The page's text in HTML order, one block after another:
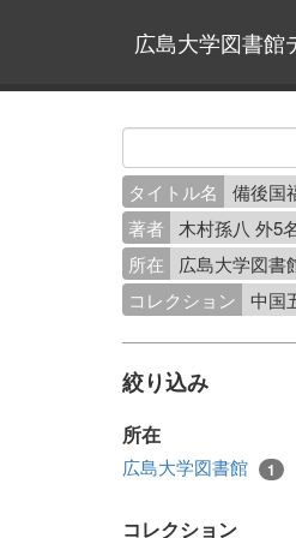
広島大学図書館
タイトル名
備後国
著者
木村孫八 外5
所在
広島大学図書
コレクション
中国
絞り込み
所在
広島大学図書館 1
コレクション